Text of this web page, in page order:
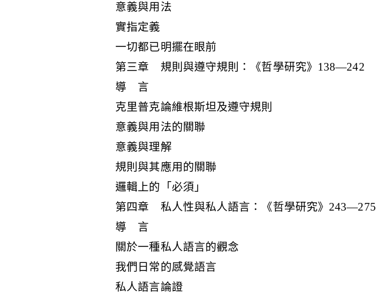
意義與用法
實指定義
一切都已明擺在眼前
第三章 規則與遵守規則：《哲學研究》138—242
導 言
克里普克論維根斯坦及遵守規則
意義與用法的關聯
意義與理解
規則與其應用的關聯
邏輯上的「必須」
第四章 私人性與私人語言：《哲學研究》243—275
導 言
關於一種私人語言的觀念
我們日常的感覺語言
私人語言論證